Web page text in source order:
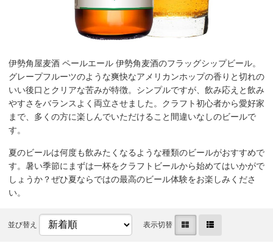
伊勢角屋麦酒 ペールエール 伊勢角麦酒のフラッグシップビール。
グレープフルーツのような爽快なアメリカンホップの香りと切れの
いい後口とクリアな苦みが特徴。シンプルですが、飲み応えと飲み
やすさをバランスよく両立させました。クラフト初心者から愛好家
まで、多くの方に楽しんでいただけること間違いなしのビールで
す。
夏のビールは何度も飲みたくなるような種類のビールがおすすめで
す。暑い季節にまずは一杯をクラフトビールから始めてはいかがで
しょうか？ぜひ夏ならではの最高のビール体験をお楽しみくださ
い。
並び替え 表示切替